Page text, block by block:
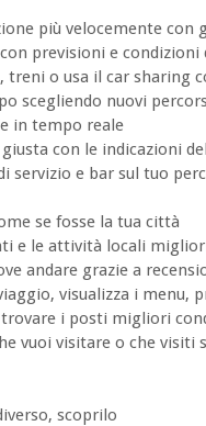
più velocemente
previsioni e
treni o usa il car
scegliendo nuovi
in tempo reale
giusta con le indicazioni
servizio e bar sul tuo
se fosse la tua città
e le attività locali
andare grazie a
visualizza i menu,
i posti migliori
vuoi visitare o che
scoprilo